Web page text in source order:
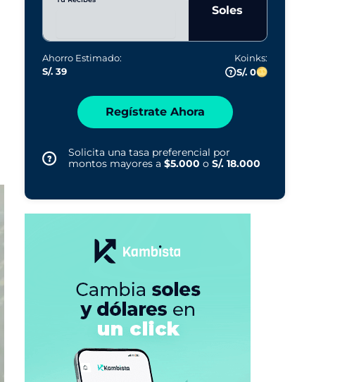
Soles
Ahorro Estimado:
S/. 39
Koinks:
S/. 0
Regístrate Ahora
Solicita una tasa preferencial por
montos mayores a $5.000 o S/. 18.000